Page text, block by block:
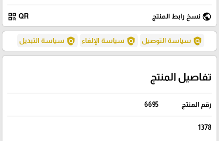
public نسخ رابط المنتج QR
qr_code
policy سياسة التوصيل policy سياسة الإلغاء policy سياسة التبديل
تفاصيل المنتج
رقم المنتج 6695
1378